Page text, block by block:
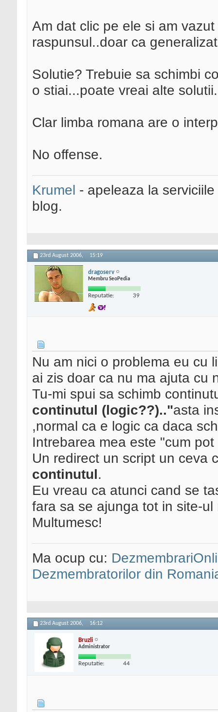
Am dat clic pe ele si am
raspunsul..doar ca
Solutie? Trebuie sa schimbi
o stiai...poate vreai alte solutii.
Clar limba romana are o
No offense.
Krumel - apeleaza la
blog.
23rd August 2006, 15:19
dragoserv
Membru SeoPedia
Reputatie: 39
Nu am nici o problema eu cu
ai zis doar ca nu ma ajuta cu
Tu-mi spui sa schimb
continutul (logic??).."asta
,normal ca e logic ca daca
Intrebarea mea este "cum
Un redirect un script un ceva
continutul.
Eu vreau ca atunci cand se
fara sa se ajunga tot in site-ul
Multumesc!
Ma ocup cu:
Dezmembratorilor din
23rd August 2006, 16:12
Bruzli
Administrator
Reputatie: 44